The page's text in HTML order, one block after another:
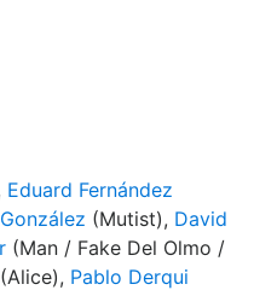
Eduard Fernández
(Mutist), David
(Man / Fake Del Olmo /
(Alice), Pablo Derqui